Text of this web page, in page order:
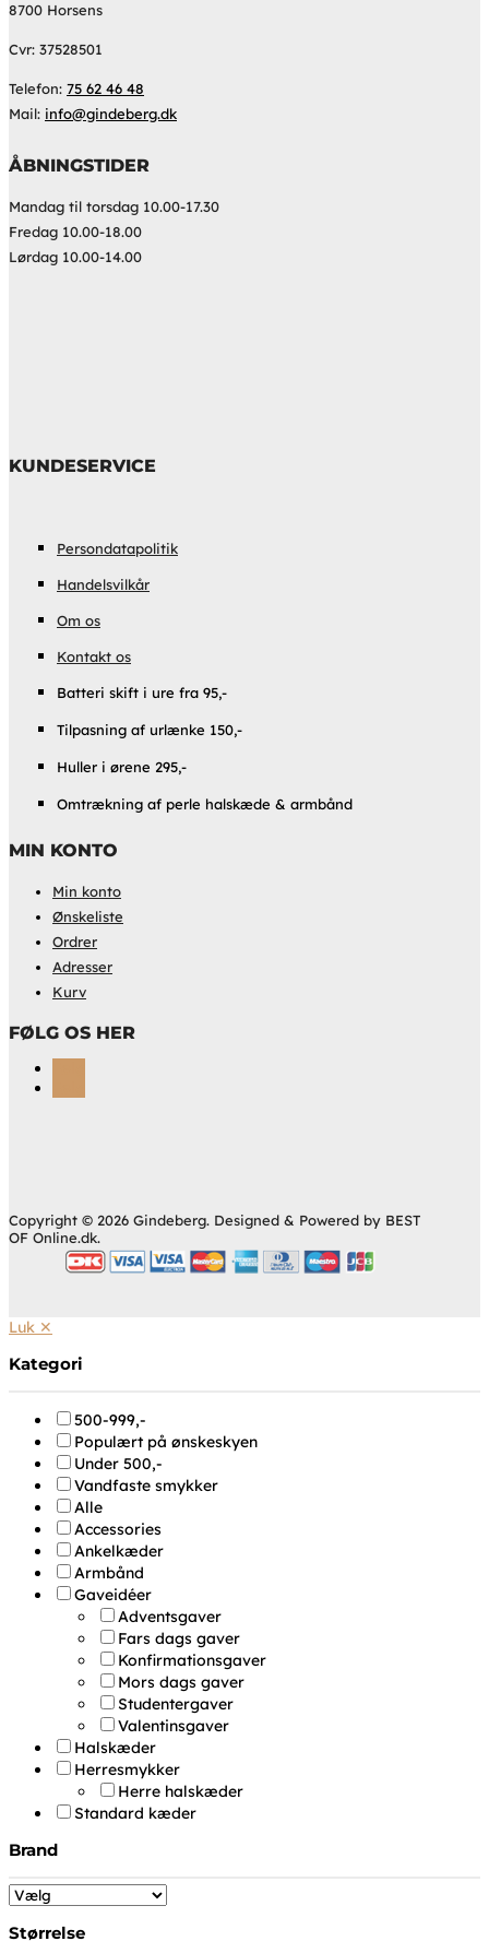
8700 Horsens
Cvr: 37528501
Telefon: 75 62 46 48
Mail: info@gindeberg.dk
ÅBNINGSTIDER
Mandag til torsdag 10.00-17.30
Fredag 10.00-18.00
Lørdag 10.00-14.00
KUNDESERVICE
Persondatapolitik
Handelsvilkår
Om os
Kontakt os
Batteri skift i ure fra 95,-
Tilpasning af urlænke 150,-
Huller i ørene 295,-
Omtrækning af perle halskæde & armbånd
MIN KONTO
Min konto
Ønskeliste
Ordrer
Adresser
Kurv
FØLG OS HER
Copyright © 2026 Gindeberg. Designed & Powered by BEST
OF Online.dk.
Luk ✕
Kategori
500-999,-
Populært på ønskeskyen
Under 500,-
Vandfaste smykker
Alle
Accessories
Ankelkæder
Armbånd
Gaveidéer
Adventsgaver
Fars dags gaver
Konfirmationsgaver
Mors dags gaver
Studentergaver
Valentinsgaver
Halskæder
Herresmykker
Herre halskæder
Standard kæder
Brand
Størrelse